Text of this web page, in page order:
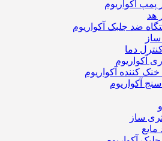
پمپ آکواریوم
هد
ضد جلبک آکواریوم
دما
آکواریوم
کننده آکواریوم
آکواریوم
ساز
مایع